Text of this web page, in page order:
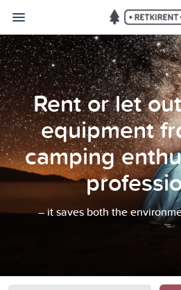
Rent or let
equipment
camping
– it saves both the